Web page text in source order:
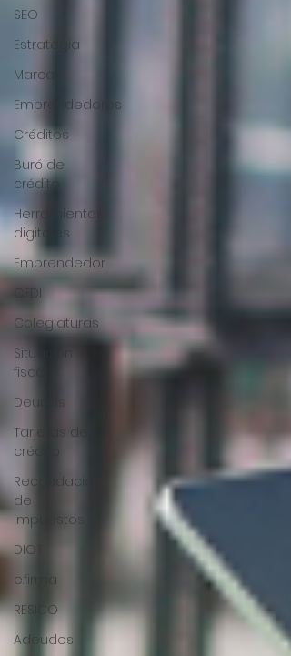
SEO
Estrategia
Marca
Emprendedores
Créditos
Buró de
crédito
Herramientas
digitales
Emprendedor
CFDI
Colegiaturas
Situación
fiscal
Deudas
Tarjetas de
crédito
Recaudación
de
impuestos
DIOT
e.firma
RESICO
Adeudos